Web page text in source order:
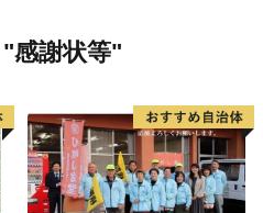
感謝状等"